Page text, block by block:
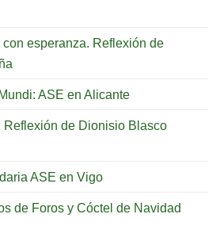
esperanza. Reflexión de
ASE en Alicante
Reflexión de Dionisio Blasco
ASE en Vigo
de Foros y Cóctel de Navidad